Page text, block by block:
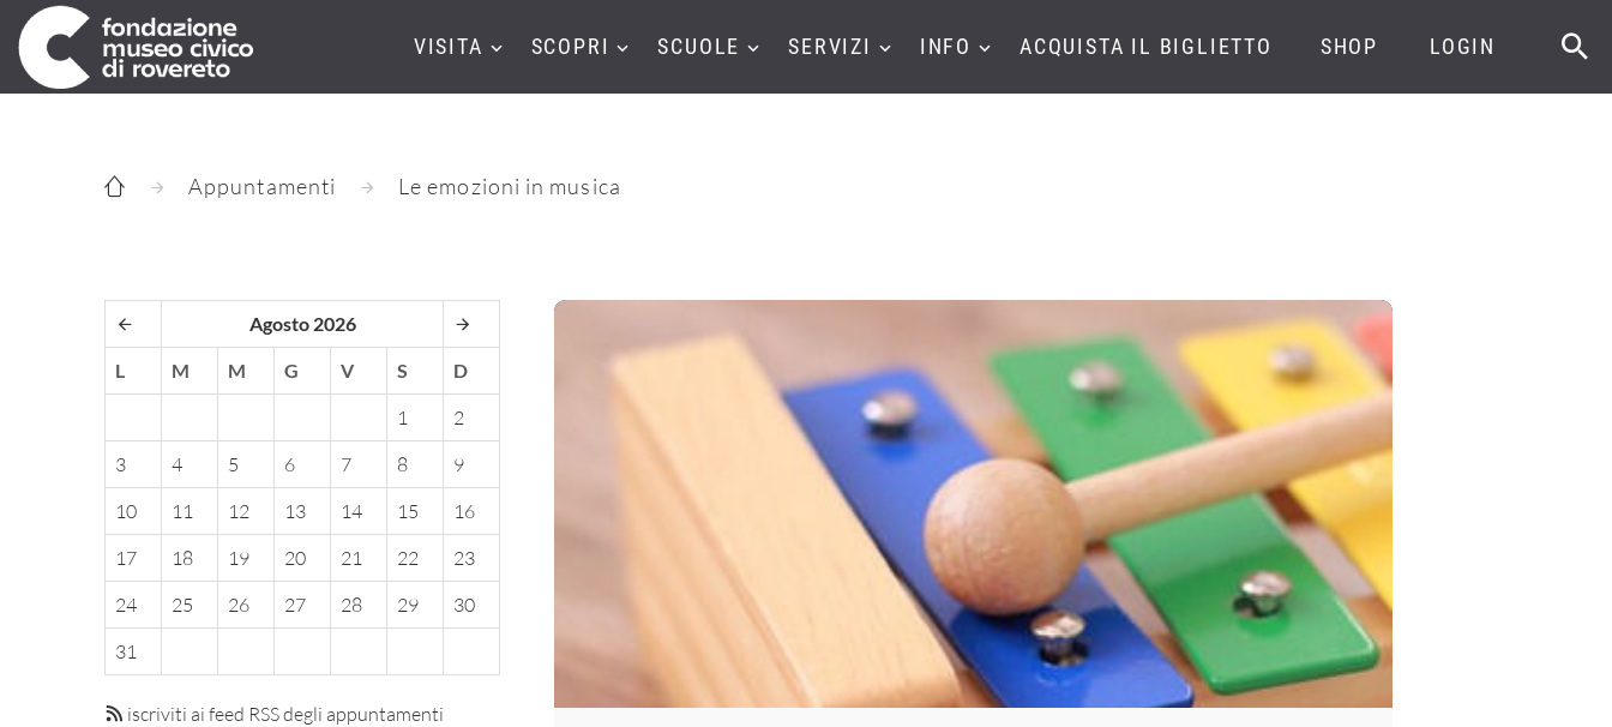
VISITA SCOPRI SCUOLE SERVIZI INFO ACQUISTA IL BIGLIETTO SHOP LOGIN
Appuntamenti Le emozioni in musica
Agosto 2026
L M M G V S D
1
2
3
4 5 6 7 8
9
10
11 12 13 14 15
16
17
18 19 20 21 22
23
24
25 26 27 28 29
30
31
iscriviti ai feed RSS degli appuntamenti